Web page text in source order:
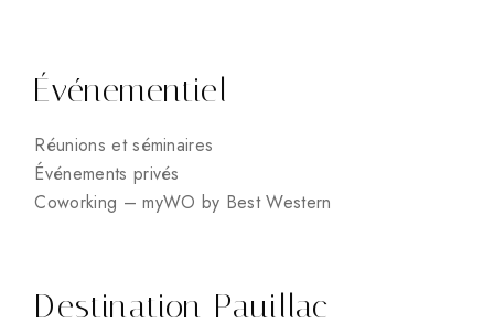
Événementiel
Réunions et séminaires
Événements privés
Coworking – myWO by Best Western
Destination Pauillac